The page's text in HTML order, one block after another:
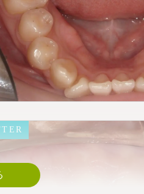
っている部分に、歯茎を移植
れが何日か続くことがあります